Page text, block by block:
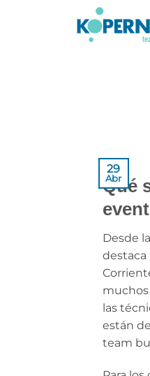
29
Abr
Qué
Desde
destaca
muchos
las
están
team